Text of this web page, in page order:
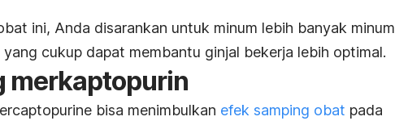
ini, Anda disarankan untuk minum lebih banyak minum
cukup dapat membantu ginjal bekerja lebih optimal.
merkaptopurin
bisa menimbulkan efek samping obat pada